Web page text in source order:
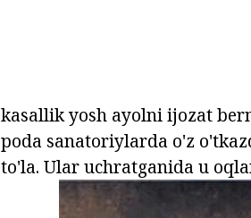
kasallik yosh ayolni ijozat
poda sanatoriylarda o'z
to'la. Ular uchratganida u